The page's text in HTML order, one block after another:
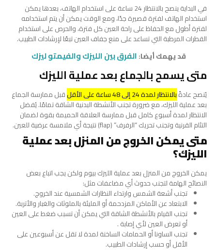
في البداية ينصح بالانتظار 24 ساعة على استخدام الهاتف، بعدها يمكن
استخدام الهاتف لفترة قصيرة جدًا، ومع الوقت يمكن أن يتم استخدامه
لفترة أطول مع الحفاظ على راحة العين كل فترة، والحرص على استخدام
القطرات المرطبة التي تساعد على منع جفاف العين تبعًا لإرشادات الطبيب.
قد يهمك أيضا:الفرق بين الليزك والفيمتو ليزك
متى يسمح بالجماع بعد عملية الليزك
يُنصح عادةًبالانتظار لمدة 24 إلى 48 ساعة على الأقل
قبل ممارسة الجماع
بعد عملية الليزك، مع ضرورة تجنب الأنشطة البدنية الشاقة تمامًا. يُفضل
الانتظار لمدة أسبوع كامل قبل ممارسة العلاقة الحميمة بقوة لضمان
التئام القرنية وتجنب تحريك “الرفرف” (flap) نتيجة أي ملامسة عرضية للعين.
متى يمكن الخروج من المنزل بعد عملية
الليزك؟
يمكن الخروج من المنزل بعد عملية الليزك بيوم ولكن يجب اتباع بعض
النصائح الهامة لتجنب حدوث أي مضاعفات مثل:
تجنب أشعة الشمس وارتداء النظارات الشمسية عند الخروج.
الابتعاد عن الأماكن المزدحمة أو المليئة بالملوثات والغبار والأتربة.
تجنب القيام بالأنشطة الشاقة التي يمكن أن تسبب ضغط على العين
أو تعرض العين لأي إصابة .
تجنب الساونا أو الحمامات الساخنة لمدة لا تقل عن أسبوعين على
الأقل أو حسب إرشادات الطبيب.